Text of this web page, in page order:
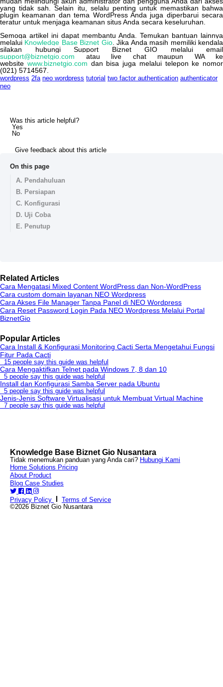
yang tidak sah Selain itu selalu penting untuk memastikan bahwa
plugin keamanan dan tema WordPress Anda juga diperbarui secara
teratur untuk menjaga keamanan situsAnda secara keseluruhan
Semoga artikel ini dapat membantu Anda Temukan bantuan lainnya
melalui Knowledge Base Biznet Gio. Jika Anda masih memiliki kendala
silakan
hubungi Support Biznet GIO melalui
email
support@biznetgio com atau live chat maupun WA
ke
website www. biznetgio. com dan bisa juga melalui telepon ke nomor
(021) 5714567
wordpress 2fa neo wordpress tutorial two factor authentication authenticator
neo
Was this article helpful?
Yes
No
Give feedback about this article
On this page
A. Pendahuluan
B. Persiapan
C. Konfigurasi
D. Uji Coba
E. Penutup
Related Articles
Cara Mengatasi Mixed Content WordPress dan Non-WordPress
Cara custom domain layanan NEO Wordpress
Cara Akses File Manager Tanpa Panel di NEO Wordpress
Cara Reset Password Login Pada NEO Wordpress Melalui Portal
BiznetGio
Popular Articles
Cara Install & Konfigurasi Monitoring Cacti Serta Mengetahui Fungsi
Fitur Pada Cacti
15 people say this guide was helpful
Cara Mengaktifkan Telnet pada Windows 7, 8 dan 10
5 people say this guide was helpful
Install dan Konfigurasi Samba Server pada Ubuntu
5 people say this guide was helpful
Jenis-Jenis Software Virtualisasi untuk Membuat Virtual Machine
7 people say this guide was helpful
Knowledge Base Biznet Gio Nusantara
Tidak menemukan panduan yang Anda cari? Hubungi Kami
Home Solutions Pricing
About Product
Blog Case Studies
Privacy Policy
Terms of Service
©2026 Biznet Gio Nusantara